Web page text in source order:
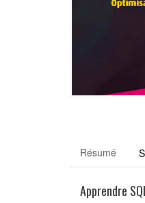
Résumé
Apprendre